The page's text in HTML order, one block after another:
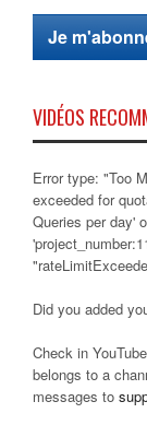
VIDÉOS
Error type: "Too
exceeded for
Queries per day'
Did you added
Check in
belongs to a
messages to